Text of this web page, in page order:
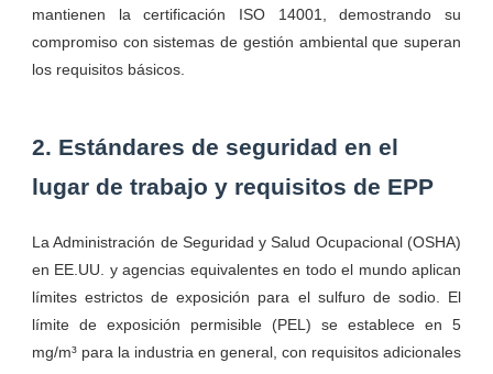
mantienen la certificación ISO 14001, demostrando su
compromiso con sistemas de gestión ambiental que superan
los requisitos básicos.
2. Estándares de seguridad en el
lugar de trabajo y requisitos de EPP
La Administración de Seguridad y Salud Ocupacional (OSHA)
en EE.UU. y agencias equivalentes en todo el mundo aplican
límites estrictos de exposición para el sulfuro de sodio. El
límite de exposición permisible (PEL) se establece en 5
mg/m³ para la industria en general, con requisitos adicionales